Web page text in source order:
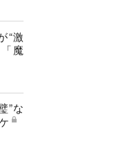
“激
魔
”な